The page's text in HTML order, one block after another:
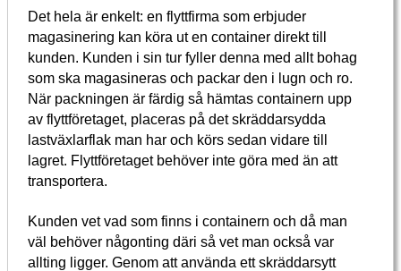
Det hela är enkelt: en flyttfirma som erbjuder
magasinering kan köra ut en container direkt till
kunden. Kunden i sin tur fyller denna med allt bohag
som ska magasineras och packar den i lugn och ro.
När packningen är färdig så hämtas containern upp
av flyttföretaget, placeras på det skräddarsydda
lastväxlarflak man har och körs sedan vidare till
lagret. Flyttföretaget behöver inte göra med än att
transportera.
Kunden vet vad som finns i containern och då man
väl behöver någonting däri så vet man också var
allting ligger. Genom att använda ett skräddarsytt